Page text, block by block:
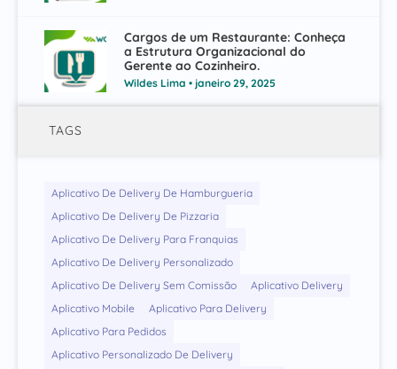
Cargos de um Restaurante: Conheça
a Estrutura Organizacional do
Gerente ao Cozinheiro.
Wildes Lima janeiro 29, 2025
TAGS
Aplicativo De Delivery De Hamburgueria
Aplicativo De Delivery De Pizzaria
Aplicativo De Delivery Para Franquias
Aplicativo De Delivery Personalizado
Aplicativo De Delivery Sem Comissão
Aplicativo Delivery
Aplicativo Mobile
Aplicativo Para Delivery
Aplicativo Para Pedidos
Aplicativo Personalizado De Delivery